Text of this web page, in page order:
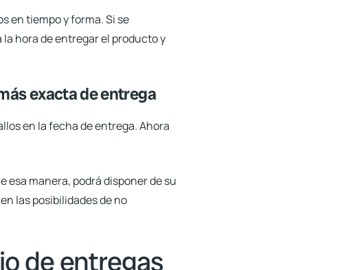
en tiempo y forma. Si se
hora de entregar el producto y
exacta de entrega
en la fecha de entrega. Ahora
esa manera, podrá disponer de su
las posibilidades de no
de entregas